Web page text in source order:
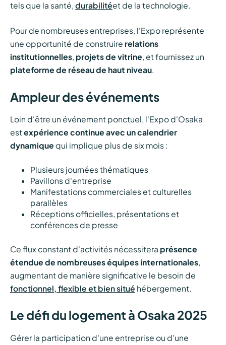
tels que la santé, durabilitéet de la technologie.
Pour de nombreuses entreprises, l'Expo représente
une opportunité de construire relations
institutionnelles, projets de vitrine, et fournissez un
plateforme de réseau de haut niveau.
Ampleur des événements
Loin d'être un événement ponctuel, l'Expo d'Osaka
est expérience continue avec un calendrier
dynamique qui implique plus de six mois :
Plusieurs journées thématiques
Pavillons d'entreprise
Manifestations commerciales et culturelles
parallèles
Réceptions officielles, présentations et
conférences de presse
Ce flux constant d'activités nécessitera présence
étendue de nombreuses équipes internationales,
augmentant de manière significative le besoin de
fonctionnel, flexible et bien situé hébergement.
Le défi du logement à Osaka 2025
Gérer la participation d'une entreprise ou d'une